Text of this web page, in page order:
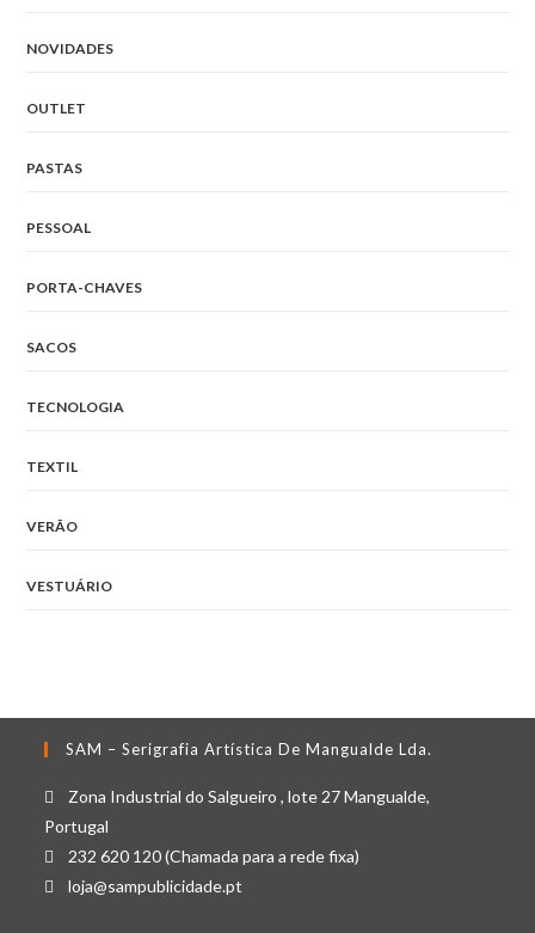
NOVIDADES
OUTLET
PASTAS
PESSOAL
PORTA-CHAVES
SACOS
TECNOLOGIA
TEXTIL
VERÃO
VESTUÁRIO
SAM – Serigrafia Artística De Mangualde Lda.
Zona Industrial do Salgueiro , lote 27 Mangualde,
Portugal
232 620 120 (Chamada para a rede fixa)
loja@sampublicidade.pt